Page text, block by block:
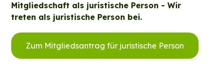
Mitgliedschaft als juristische Person - Wir
treten als juristische Person bei.
Zum Mitgliedsantrag für juristische Person